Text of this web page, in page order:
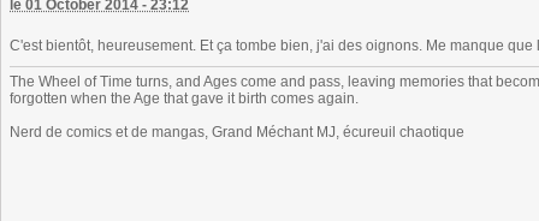
le 01 October 2014 - 23:12
C'est bientôt, heureusement. Et ça tombe bien, j'ai des oignons. Me manque
The Wheel of Time turns, and Ages come and pass, leaving memories that
forgotten when the Age that gave it birth comes again.
Nerd de comics et de mangas, Grand Méchant MJ, écureuil chaotique